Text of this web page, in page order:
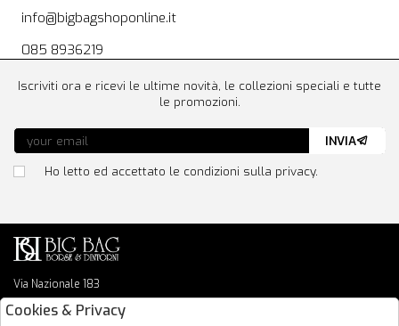
info@bigbagshoponline.it
085 8936219
Via Nazionale 183
64026 Roseto Degli Abruzzi
Iscriviti ora e ricevi le ultime novità, le collezioni speciali e tutte
le promozioni.
Ho letto ed accettato le condizioni sulla privacy.
INVIA
Cookies & Privacy